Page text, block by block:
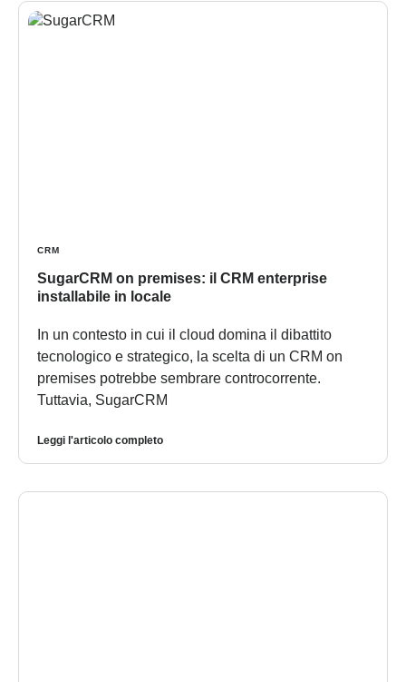
CRM
SugarCRM on premises: il CRM enterprise
installabile in locale
In un contesto in cui il cloud domina il dibattito
tecnologico e strategico, la scelta di un CRM on
premises potrebbe sembrare controcorrente.
Tuttavia, SugarCRM
Leggi l'articolo completo